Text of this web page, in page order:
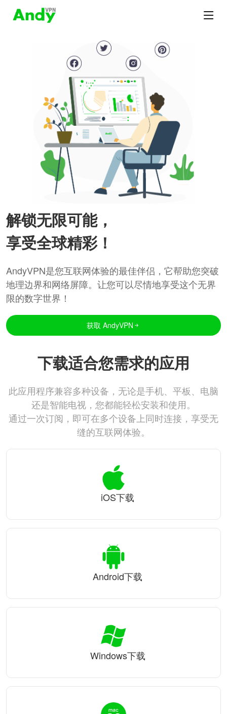
解锁无限可能，
享受全球精彩！
AndyVPN是您互联网体验的最佳伴侣，它帮助您突破
地理边界和网络屏障。让您可以尽情地享受这个无界
限的数字世界！
获取 AndyVPN
下载适合您需求的应用
此应用程序兼容多种设备，无论是手机、平板、电脑
还是智能电视，您都能轻松安装和使用。
通过一次订阅，即可在多个设备上同时连接，享受无
缝的互联网体验。
iOS下载
Android下载
Windows下载